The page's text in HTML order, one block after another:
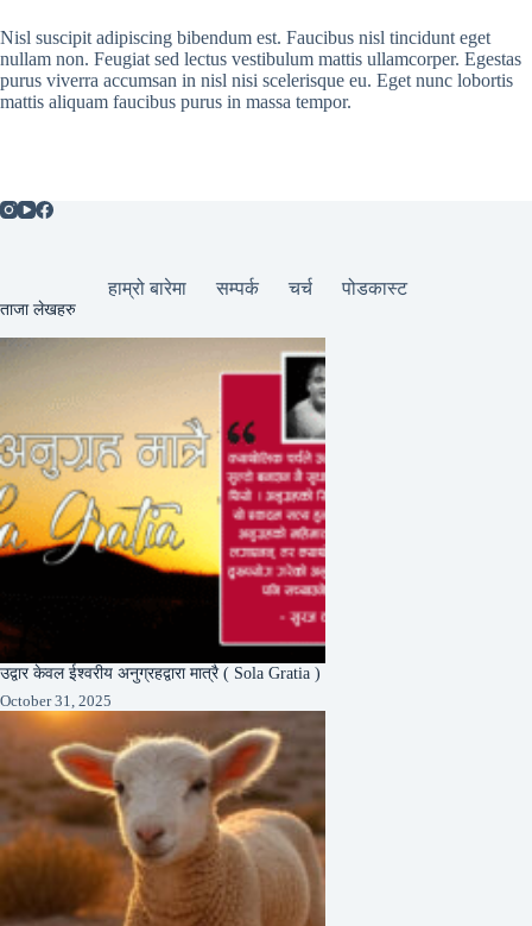
Nisl suscipit adipiscing bibendum est. Faucibus nisl tincidunt eget
nullam non. Feugiat sed lectus vestibulum mattis ullamcorper. Egestas
purus viverra accumsan in nisl nisi scelerisque eu. Eget nunc lobortis
mattis aliquam faucibus purus in massa tempor.
हाम्रो बारेमा सम्पर्क चर्च पोडकास्ट
ताजा लेखहरु
उद्वार केवल ईश्वरीय अनुग्रहद्वारा मात्रै ( Sola Gratia )
October 31, 2025